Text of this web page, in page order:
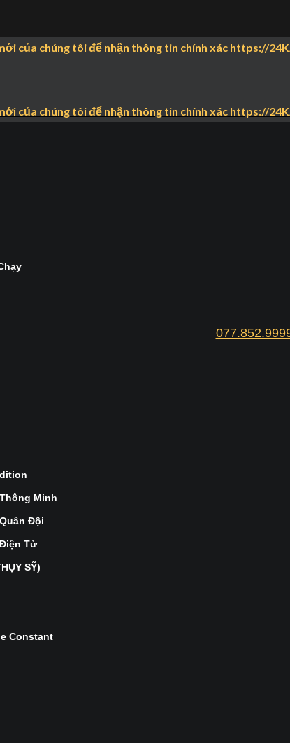
của chúng tôi để nhận thông tin chính xác https://
của chúng tôi để nhận thông tin chính xác https://
Minh
Đội
Tử
SỸ)
Constant